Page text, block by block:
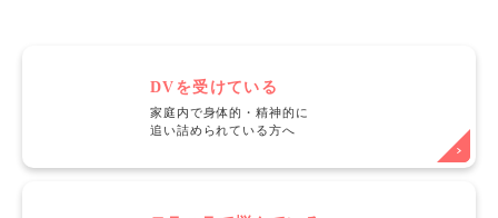
DVを受けている
家庭内で身体的・精神的に
追い詰められている方へ